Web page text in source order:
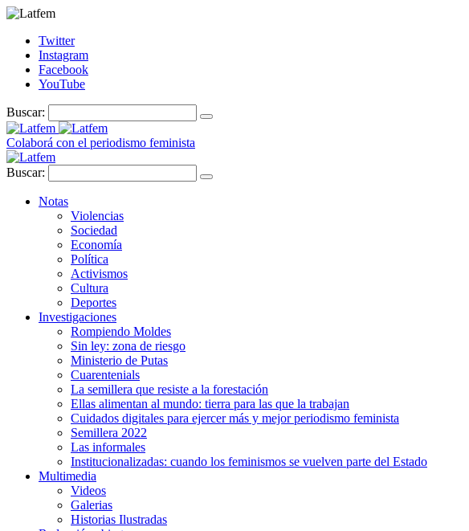
Twitter
Instagram
Facebook
YouTube
Buscar:
Colaborá con el periodismo feminista
Buscar:
Notas
Violencias
Sociedad
Economía
Política
Activismos
Cultura
Deportes
Investigaciones
Rompiendo Moldes
Sin ley: zona de riesgo
Ministerio de Putas
Cuarentenials
La semillera que resiste a la forestación
Ellas alimentan al mundo: tierra para las que la trabajan
Cuidados digitales para ejercer más y mejor periodismo feminista
Semillera 2022
Las informales
Institucionalizadas: cuando los feminismos se vuelven parte del Estado
Multimedia
Videos
Galerias
Historias Ilustradas